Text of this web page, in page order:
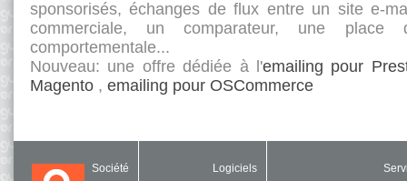
sponsorisés, échanges de flux entre un site e-
commerciale, un comparateur, une place
comportementale...
Nouveau: une offre dédiée à l'emailing pour
Magento , emailing pour OSCommerce
Société Logiciels